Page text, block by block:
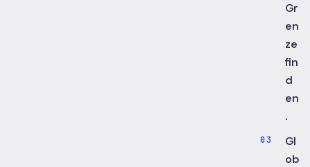
Gr
en
ze
fin
d
en
.
Gl
ob